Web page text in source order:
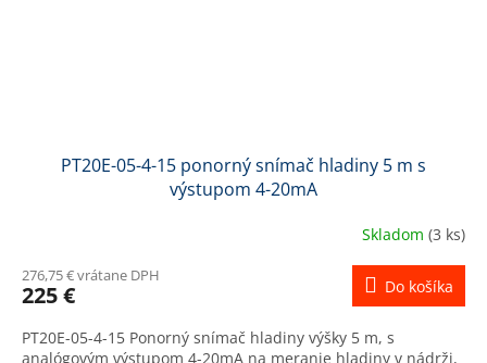
PT20E-05-4-15 ponorný snímač hladiny 5 m s
výstupom 4-20mA
Skladom (3 ks)
276,75 € vrátane DPH
225 € Do košíka
PT20E-05-4-15 Ponorný snímač hladiny výšky 5 m, s
analógovým výstupom 4-20mA na meranie hladiny v nádrži,